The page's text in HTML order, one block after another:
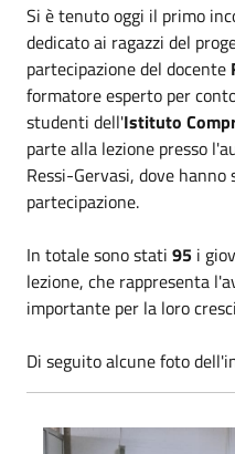
Si è tenuto oggi il primo
dedicato ai ragazzi del
partecipazione del docente
formatore esperto per
studenti dell'Istituto
parte alla lezione presso
Ressi-Gervasi, dove
partecipazione.
In totale sono stati 95 i
lezione, che rappresenta
importante per la loro
Di seguito alcune foto
Cerv.I.A